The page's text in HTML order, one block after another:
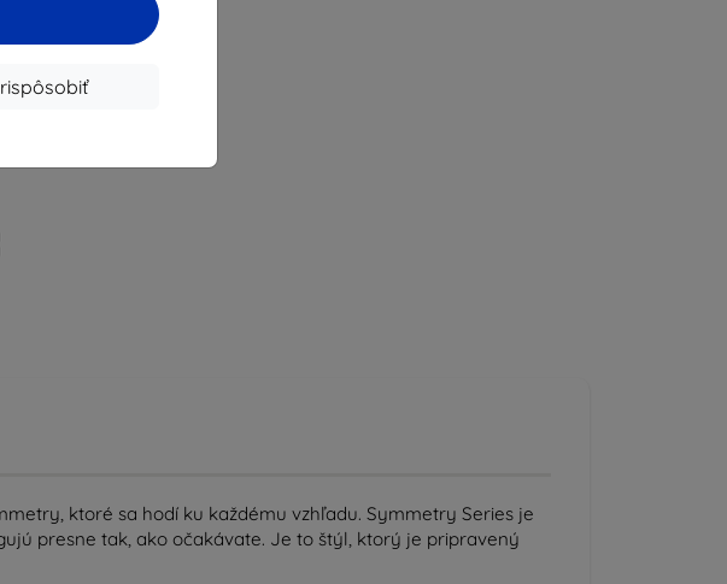
ktoré sa hodí ku každému vzhľadu. Symmetry Series je
presne tak, ako očakávate. Je to štýl, ktorý je pripravený